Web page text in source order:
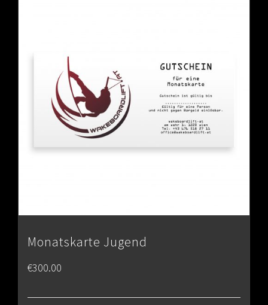
Monatskarte Jugend
€300.00